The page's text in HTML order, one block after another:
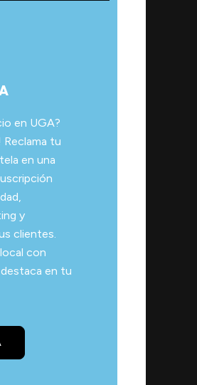
en UGA?
Reclama tu
en una
y
clientes.
con
destaca en tu